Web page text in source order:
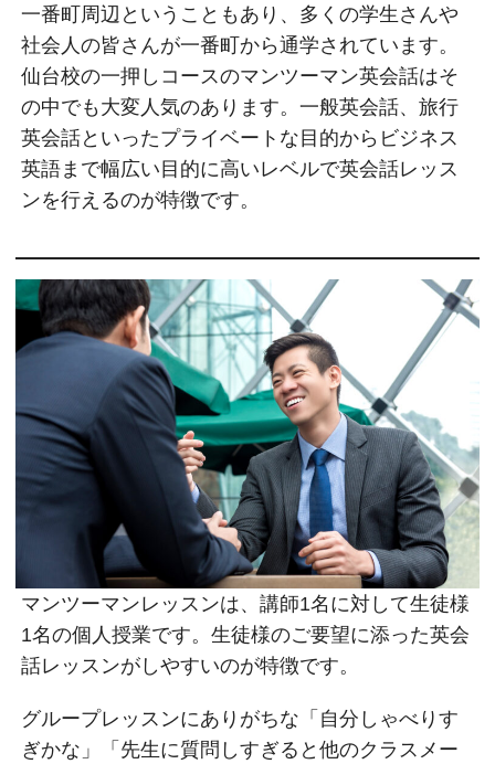
一番町周辺ということもあり、多くの学生さんや
社会人の皆さんが一番町から通学されています。
仙台校の一押しコースのマンツーマン英会話はそ
の中でも大変人気のあります。一般英会話、旅行
英会話といったプライベートな目的からビジネス
英語まで幅広い目的に高いレベルで英会話レッス
ンを行えるのが特徴です。
マンツーマンレッスンは、講師1名に対して生徒様
1名の個人授業です。生徒様のご要望に添った英会
話レッスンがしやすいのが特徴です。
グループレッスンにありがちな「自分しゃべりす
ぎかな」「先生に質問しすぎると他のクラスメー